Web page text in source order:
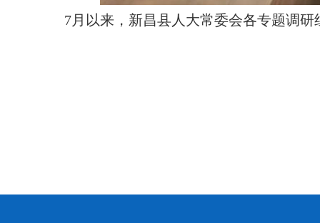
7月以来，新昌县人大常委会各专题调